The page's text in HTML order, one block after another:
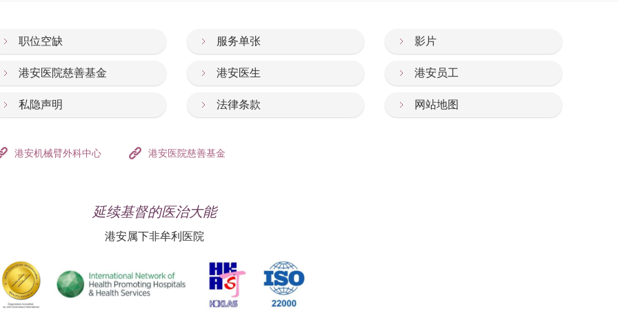
职位空缺 服务单张 影片
港安医院慈善基金 港安医生 港安员工
私隐声明 法律条款 网站地图
港安机械臂外科中心 港安医院慈善基金
延续基督的医治大能
港安属下非牟利医院